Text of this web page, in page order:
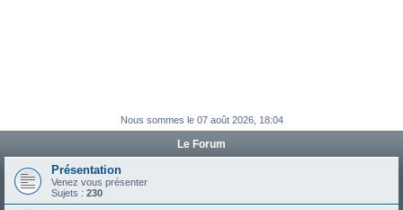
Nous sommes le 07 août 2026, 18:04
Le Forum
Présentation
Venez vous présenter
Sujets : 230